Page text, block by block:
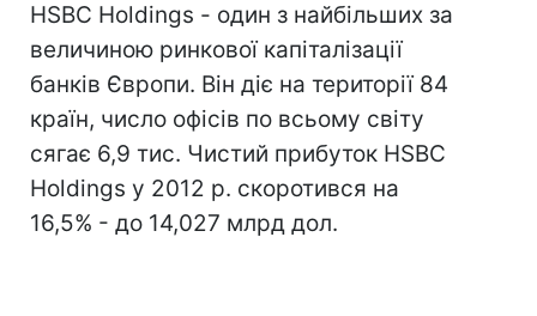
HSBC Holdings - один з найбільших за
величиною ринкової капіталізації
банків Європи. Він діє на території 84
країн, число офісів по всьому світу
сягає 6,9 тис. Чистий прибуток HSBC
Holdings у 2012 р. скоротився на
16,5% - до 14,027 млрд дол.